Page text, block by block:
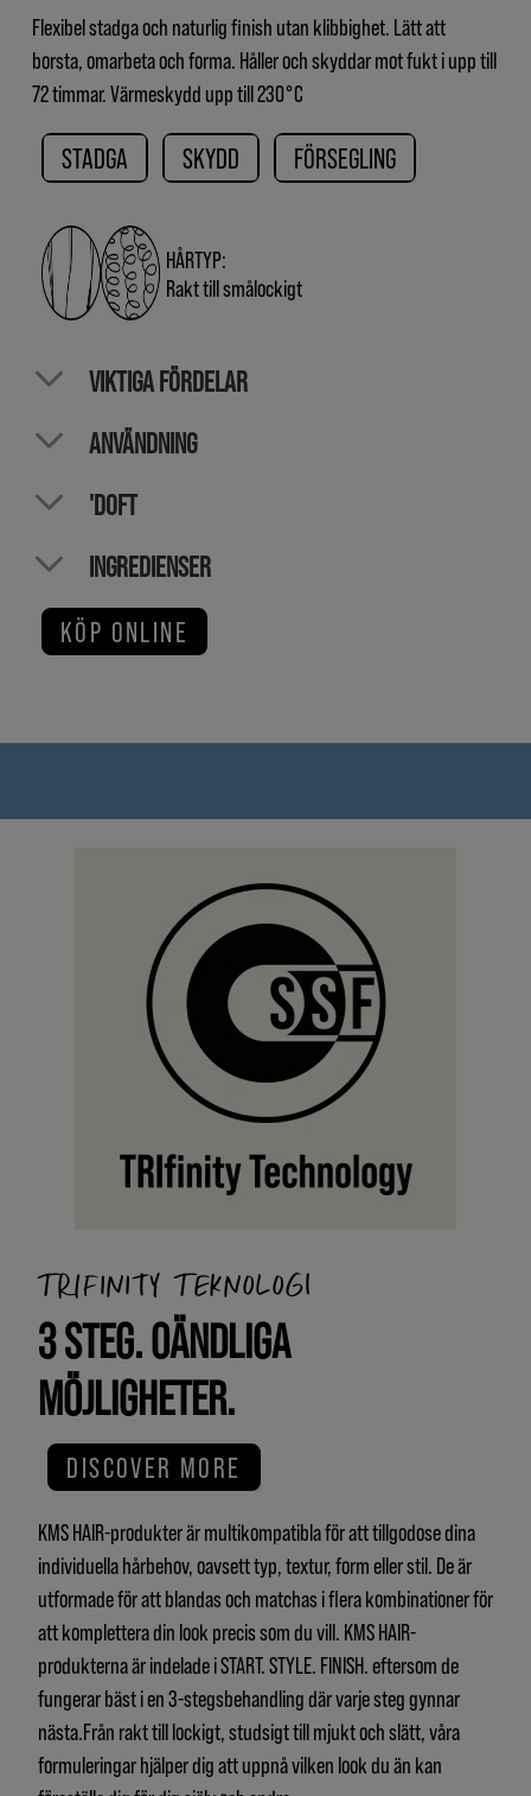
Flexibel stadga och naturlig finish utan klibbighet. Lätt att
borsta, omarbeta och forma. Håller och skyddar mot fukt i upp till
72 timmar. Värmeskydd upp till 230°C
STADGA SKYDD FÖRSEGLING
HÅRTYP:
Rakt till smålockigt
VIKTIGA FÖRDELAR
ANVÄNDNING
'DOFT
INGREDIENSER
KÖP ONLINE
TRIFINITY TEKNOLOGI
3 STEG. OÄNDLIGA
MÖJLIGHETER.
DISCOVER MORE
KMS HAIR-produkter är multikompatibla för att tillgodose dina
individuella hårbehov, oavsett typ, textur, form eller stil. De är
utformade för att blandas och matchas i flera kombinationer för
att komplettera din look precis som du vill. KMS HAIR-
produkterna är indelade i START. STYLE. FINISH. eftersom de
fungerar bäst i en 3-stegsbehandling där varje steg gynnar
nästa.Från rakt till lockigt, studsigt till mjukt och slätt, våra
formuleringar hjälper dig att uppnå vilken look du än kan